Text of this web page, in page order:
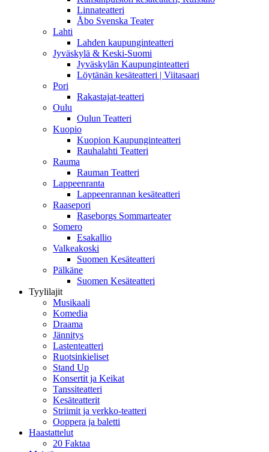
Linnateatteri
Åbo Svenska Teater
Lahti
Lahden kaupunginteatteri
Jyväskylä & Keski-Suomi
Jyväskylän Kaupunginteatteri
Löytänän kesäteatteri | Viitasaari
Pori
Rakastajat-teatteri
Oulu
Oulun Teatteri
Kuopio
Kuopion Kaupunginteatteri
Rauhalahti Teatteri
Rauma
Rauman Teatteri
Lappeenranta
Lappeenrannan kesäteatteri
Raasepori
Raseborgs Sommarteater
Somero
Esakallio
Valkeakoski
Suomen Kesäteatteri
Pälkäne
Suomen Kesäteatteri
Tyylilajit
Musikaali
Komedia
Draama
Jännitys
Lastenteatteri
Ruotsinkieliset
Stand Up
Konsertit ja Keikat
Tanssiteatteri
Kesäteatterit
Striimit ja verkko-teatteri
Ooppera ja baletti
Haastattelut
20 Faktaa